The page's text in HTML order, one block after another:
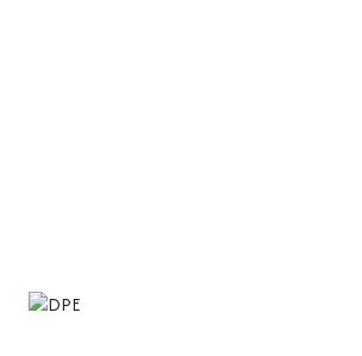
L’appartement dispose également
Cet appartement est parfait pour